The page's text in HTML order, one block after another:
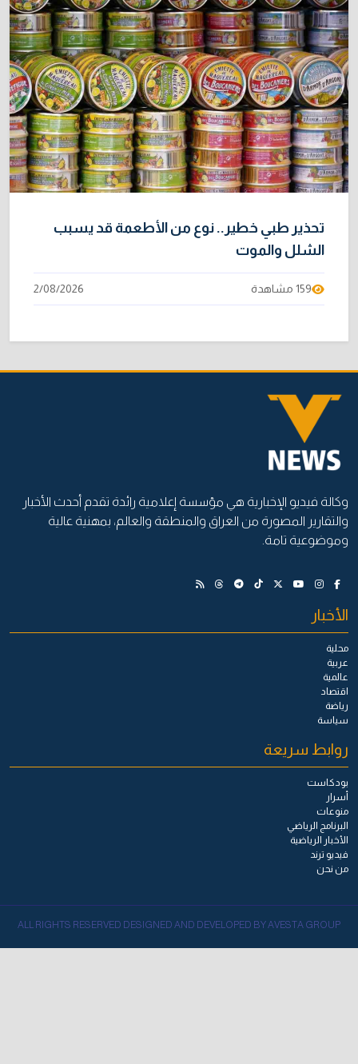
تحذير طبي خطير.. نوع من الأطعمة قد يسبب
الشلل والموت
159 مشاهدة 2/08/2026
وكالة فيديو الإخبارية هي مؤسسة إعلامية رائدة تقدم أحدث الأخبار
والتقارير المصورة من العراق والمنطقة والعالم، بمهنية عالية
وموضوعية تامة.
الأخبار
محلية
عربية
عالمية
اقتصاد
رياضة
سياسة
روابط سريعة
بودكاست
أسرار
منوعات
البرنامج الرياضي
الأخبار الرياضية
فيديو ترند
من نحن
ALL RIGHTS RESERVED DESIGNED AND DEVELOPED BY AVESTA GROUP